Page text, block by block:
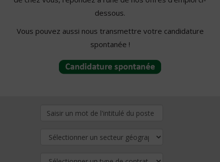
dessous.
Vous pouvez aussi nous transmettre votre candidature
spontanée !